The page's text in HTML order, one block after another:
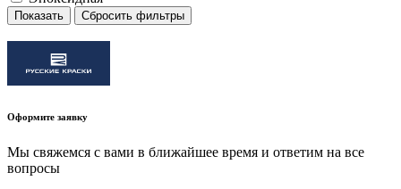
Показать Сбросить фильтры
Оформите заявку
Мы свяжемся с вами в ближайшее время и ответим на все
вопросы